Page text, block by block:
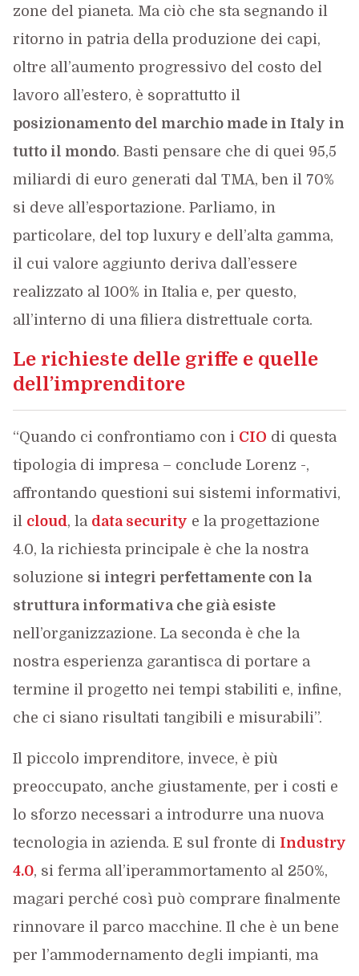
zone del pianeta. Ma ciò che sta segnando il
ritorno in patria della produzione dei capi,
oltre all’aumento progressivo del costo del
lavoro all’estero, è soprattutto il
posizionamento del marchio made in Italy in
tutto il mondo. Basti pensare che di quei 95,5
miliardi di euro generati dal TMA, ben il 70%
si deve all’esportazione. Parliamo, in
particolare, del top luxury e dell’alta gamma,
il cui valore aggiunto deriva dall’essere
realizzato al 100% in Italia e, per questo,
all’interno di una filiera distrettuale corta.
Le richieste delle griffe e quelle
dell’imprenditore
“Quando ci confrontiamo con i CIO di questa
tipologia di impresa – conclude Lorenz -,
affrontando questioni sui sistemi informativi,
il cloud, la data security e la progettazione
4.0, la richiesta principale è che la nostra
soluzione si integri perfettamente con la
struttura informativa che già esiste
nell’organizzazione. La seconda è che la
nostra esperienza garantisca di portare a
termine il progetto nei tempi stabiliti e, infine,
che ci siano risultati tangibili e misurabili”.
Il piccolo imprenditore, invece, è più
preoccupato, anche giustamente, per i costi e
lo sforzo necessari a introdurre una nuova
tecnologia in azienda. E sul fronte di Industry
4.0, si ferma all’iperammortamento al 250%,
magari perché così può comprare finalmente
rinnovare il parco macchine. Il che è un bene
per l’ammodernamento degli impianti, ma